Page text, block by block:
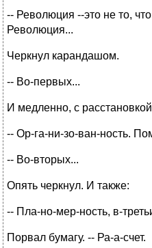
-- Революция --это не то,
Революция...
Черкнул карандашом.
-- Во-первых...
И медленно, с
-- Ор-га-ни-зо-ван-ность.
-- Во-вторых...
Опять черкнул. И также:
-- Пла-но-мер-ность, в-
Порвал бумагу. -- Ра-а-счет.